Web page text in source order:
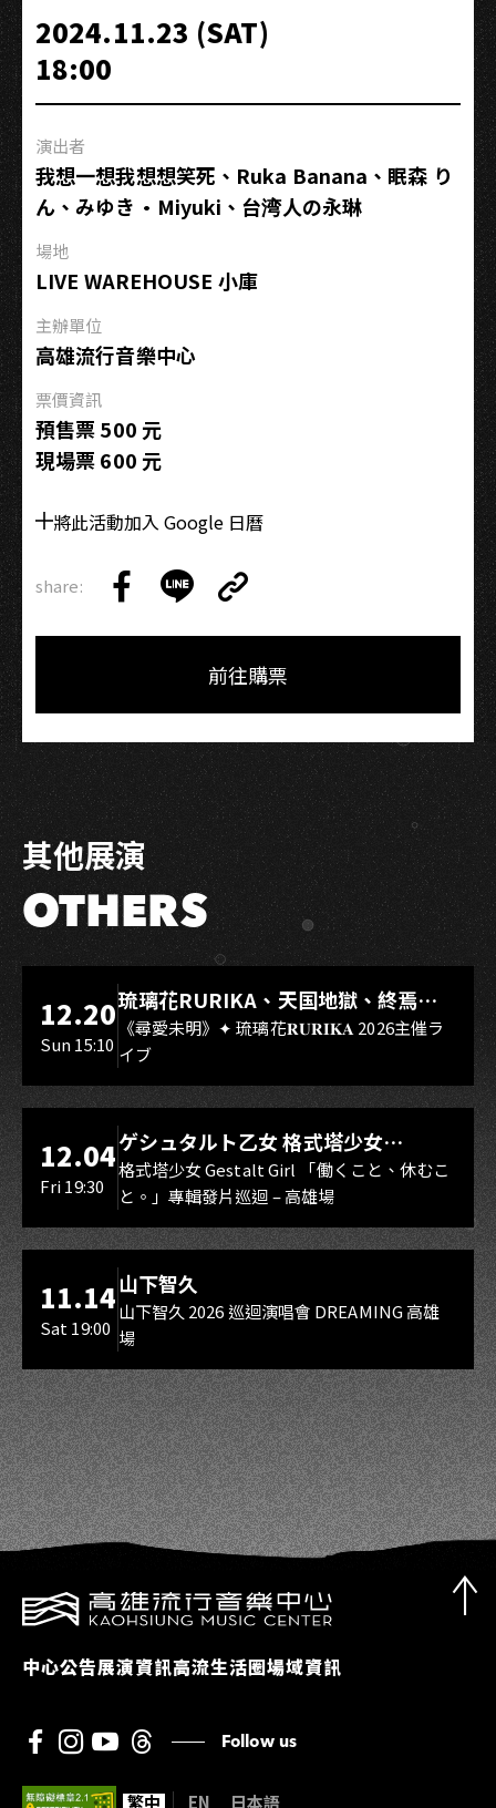
約
之
聲
tHesEus’x
2024.11.23 (SAT)
18:00
演出者
我想一想我想想笑死、Ruka Banana、眠森 り
ん、みゆき·Miyuki、台湾人の永琳
場地
LIVE WAREHOUSE 小庫
主辦單位
高雄流行音樂中心
票價資訊
預售票 500 元
現場票 600 元
將此活動加入 Google 日曆
share:
on
on
Link
Copy
前往購票
其他展演
OTHERS
LIVE WAREHOUSE 小庫
12.20
Sun 15:10
琉璃花RURIKA、天国地獄、終焉
Rebirth、DUALIA、無我夢中、花奏
スマイル（O.A.）
《尋愛未明》✦ 琉璃花𝐑𝐔𝐑𝐈𝐊𝐀 2026主催ラ
イブ
LIVE WAREHOUSE 小庫
12.04
Fri 19:30
ゲシュタルト乙女 格式塔少女
Gestalt Girl
格式塔少女 Gestalt Girl 「働くこと、休むこ
と。」專輯發片巡迴 – 高雄場
11.14
Sat 19:00
山下智久
山下智久 2026 巡迴演唱會 DREAMING 高雄
場
中心公告展演資訊高流生活圈場域資訊
Follow us
繁中 EN 日本語